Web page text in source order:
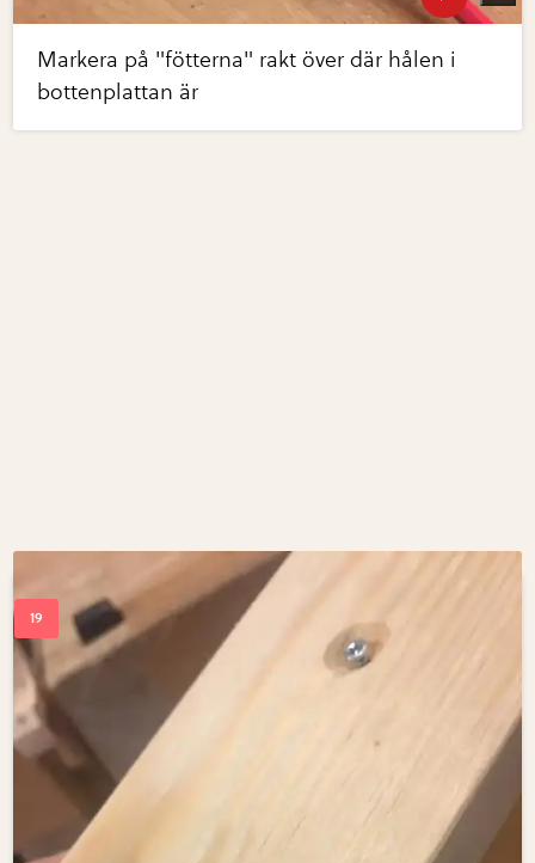
Markera på "fötterna" rakt över där hålen i
bottenplattan är